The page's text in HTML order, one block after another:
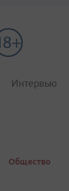
Интервью
Общество